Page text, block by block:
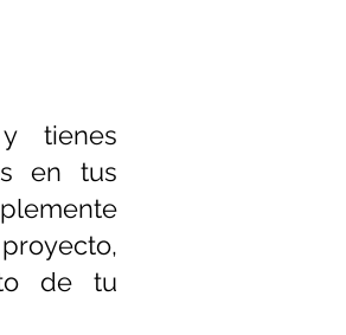
tienes
en tus
de tu